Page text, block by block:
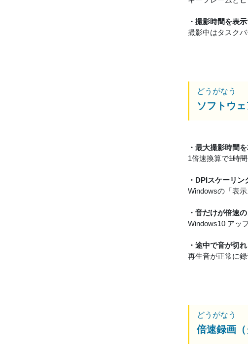
・撮影時間を表
撮影中はタスク
どうがなう
ソフトウ
・最大撮影時間
1倍速換算で1時間
・DPIスケーリ
Windowsの「表
・音だけが倍速
Windows10 アッ
・途中で音が切
再生音が正常に
どうがなう
倍速録画